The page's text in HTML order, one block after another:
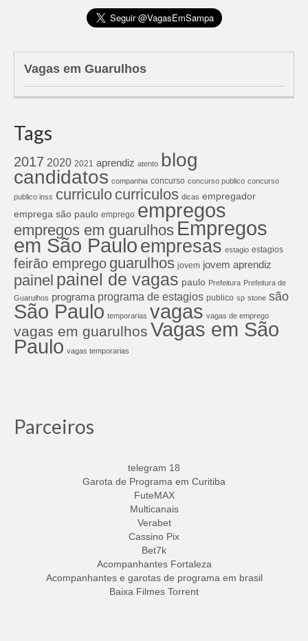
Vagas em Guarulhos
Tags
2017 2020 2021 aprendiz atento blog
candidatos companhia concurso concurso publico concurso
publico inss curriculo curriculos dicas empregador
emprega são paulo emprego empregos
empregos em guarulhos Empregos
em São Pauloempresas estagio estagios
feirão emprego guarulhos jovem jovem aprendiz
painel painel de vagas paulo Prefeitura Prefeitura de
Guarulhos programa programa de estagios publico sp stone são
São Paulo temporarias vagas vagas de emprego
vagas em guarulhos Vagas em São
Paulo vagas temporarias
Parceiros
telegram 18
Garota de Programa em Curitiba
FuteMAX
Multicanais
Verabet
Cassino Pix
Bet7k
Acompanhantes Fortaleza
Acompanhantes e garotas de programa em brasil
Baixa Filmes Torrent